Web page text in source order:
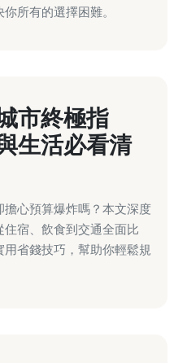
所有的選擇困難。
市終極指
生活必看清
心預算爆炸嗎？本文深度
宿、飲食到交通全面比
省錢技巧，幫助你輕鬆規